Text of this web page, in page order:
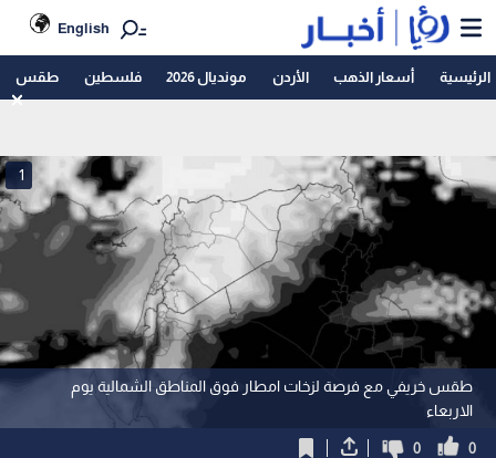
English
الرئيسية أسعار الذهب الأردن مونديال 2026 فلسطين طقس
طقس خريفي مع فرصة لزخات امطار فوق المناطق الشمالية يوم
الاربعاء
1
0
0